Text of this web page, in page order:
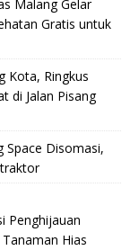
Malang Gelar
Gratis untuk
Kota, Ringkus
di Jalan Pisang
Space Disomasi,
Penghijauan
Hias